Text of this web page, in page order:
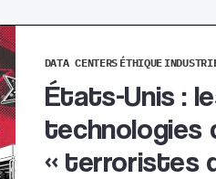
DATA CENTERS ÉTHIQUE
États-Unis :
technologies
« terroristes